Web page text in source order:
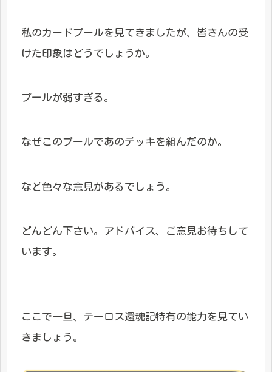
私のカードプールを見てきましたが、皆さんの受
けた印象はどうでしょうか。
プールが弱すぎる。
なぜこのプールであのデッキを組んだのか。
など色々な意見があるでしょう。
どんどん下さい。アドバイス、ご意見お待ちして
います。
ここで一旦、テーロス還魂記特有の能力を見てい
きましょう。